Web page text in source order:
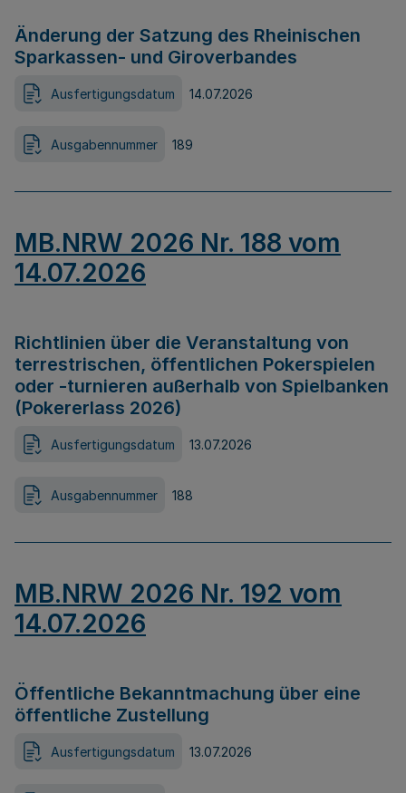
Änderung der Satzung des Rheinischen
Sparkassen- und Giroverbandes
Ausfertigungsdatum 14.07.2026
Ausgabennummer 189
MB.NRW 2026 Nr. 188 vom
14.07.2026
Richtlinien über die Veranstaltung von
terrestrischen, öffentlichen Pokerspielen
oder -turnieren außerhalb von Spielbanken
(Pokererlass 2026)
Ausfertigungsdatum 13.07.2026
Ausgabennummer 188
MB.NRW 2026 Nr. 192 vom
14.07.2026
Öffentliche Bekanntmachung über eine
öffentliche Zustellung
Ausfertigungsdatum 13.07.2026